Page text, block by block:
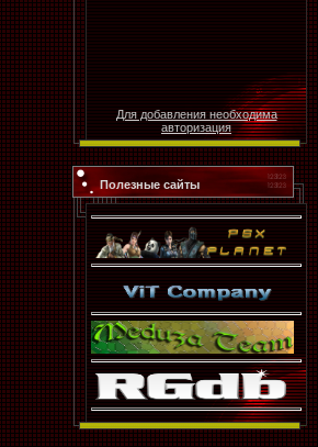
Для добавления необходима
авторизация
Полезные сайты